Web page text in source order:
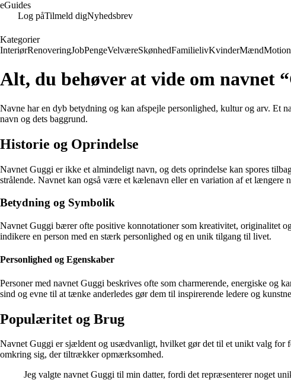
eGuides
Log påTilmeld digNyhedsbrev
Kategorier
InteriørRenoveringJobPengeVelværeSkønhedFamilielivKvinderMændMotion
Alt, du behøver at vide om navnet
Navne har en dyb betydning og kan afspejle personlighed, kultur og arv. Et
navn og dets baggrund.
Historie og Oprindelse
Navnet Guggi er ikke et almindeligt navn, og dets oprindelse kan spores
strålende. Navnet kan også være et kælenavn eller en variation af et længere
Betydning og Symbolik
Navnet Guggi bærer ofte positive konnotationer som kreativitet, originalitet
indikere en person med en stærk personlighed og en unik tilgang til livet.
Personlighed og Egenskaber
Personer med navnet Guggi beskrives ofte som charmerende, energiske og
sind og evne til at tænke anderledes gør dem til inspirerende ledere og
Populæritet og Brug
Navnet Guggi er sjældent og usædvanligt, hvilket gør det til et unikt valg for
omkring sig, der tiltrækker opmærksomhed.
Jeg valgte navnet Guggi til min datter, fordi det repræsenterer noget